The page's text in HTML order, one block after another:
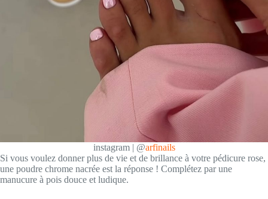
instagram | @arfinails
Si vous voulez donner plus de vie et de brillance à votre pédicure rose,
une poudre chrome nacrée est la réponse ! Complétez par une
manucure à pois douce et ludique.